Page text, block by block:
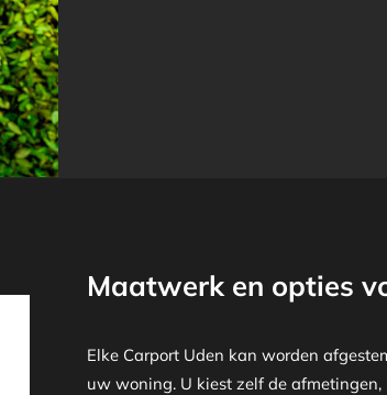
Maatwerk en opties
Elke Carport Uden kan worden
uw woning. U kiest zelf de